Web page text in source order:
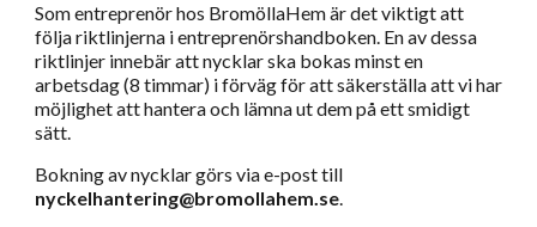
Som entreprenör hos BromöllaHem är det viktigt att
följa riktlinjerna i entreprenörshandboken. En av dessa
riktlinjer innebär att nycklar ska bokas minst en
arbetsdag (8 timmar) i förväg för att säkerställa att vi har
möjlighet att hantera och lämna ut dem på ett smidigt
sätt.
Bokning av nycklar görs via e-post till
nyckelhantering@bromollahem.se.